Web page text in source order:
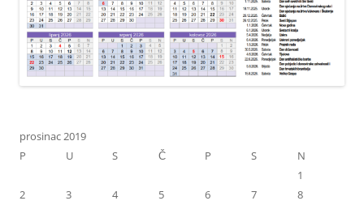
prosinac 2019
P
U S Č P S
N
1
2
3 4 5 6 7
8